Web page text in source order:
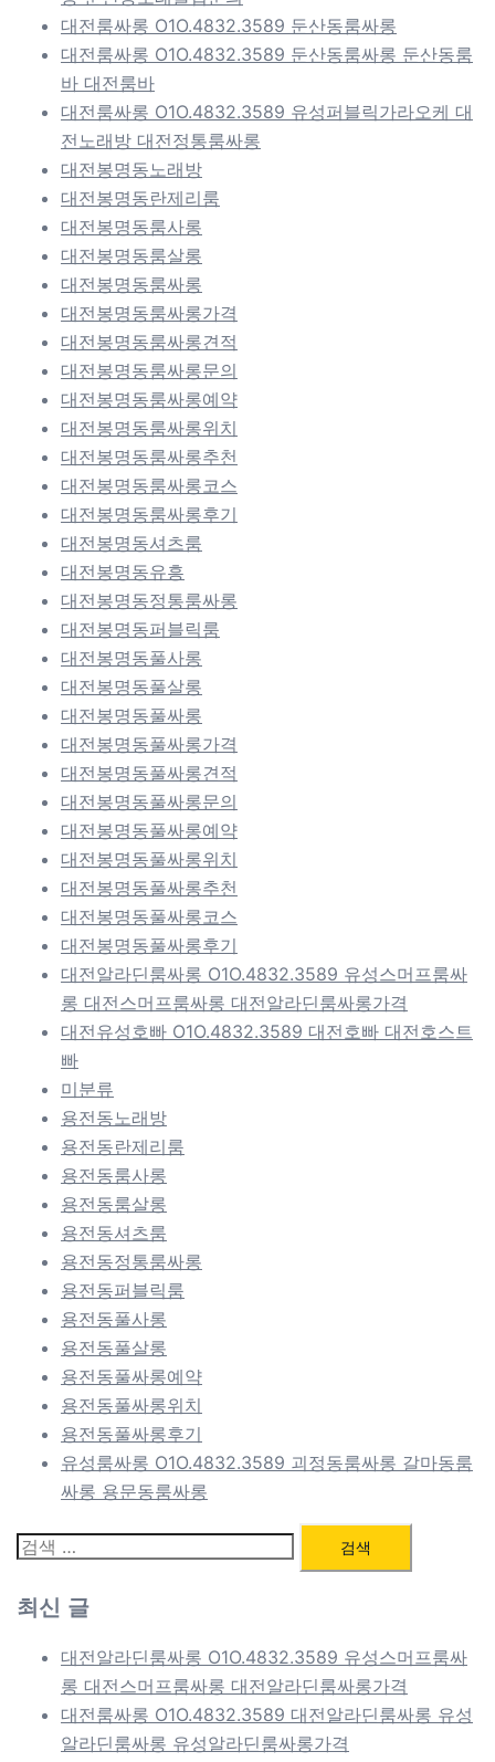
대전룸싸롱 O1O.4832.3589 둔산동룸싸롱
대전룸싸롱 O1O.4832.3589 둔산동룸싸롱 둔산동룸
바 대전룸바
대전룸싸롱 O1O.4832.3589 유성퍼블릭가라오케 대
전노래방 대전정통룸싸롱
대전봉명동노래방
대전봉명동란제리룸
대전봉명동룸사롱
대전봉명동룸살롱
대전봉명동룸싸롱
대전봉명동룸싸롱가격
대전봉명동룸싸롱견적
대전봉명동룸싸롱문의
대전봉명동룸싸롱예약
대전봉명동룸싸롱위치
대전봉명동룸싸롱추천
대전봉명동룸싸롱코스
대전봉명동룸싸롱후기
대전봉명동셔츠룸
대전봉명동유흥
대전봉명동정통룸싸롱
대전봉명동퍼블릭룸
대전봉명동풀사롱
대전봉명동풀살롱
대전봉명동풀싸롱
대전봉명동풀싸롱가격
대전봉명동풀싸롱견적
대전봉명동풀싸롱문의
대전봉명동풀싸롱예약
대전봉명동풀싸롱위치
대전봉명동풀싸롱추천
대전봉명동풀싸롱코스
대전봉명동풀싸롱후기
대전알라딘룸싸롱 O1O.4832.3589 유성스머프룸싸
롱 대전스머프룸싸롱 대전알라딘룸싸롱가격
대전유성호빠 O1O.4832.3589 대전호빠 대전호스트
빠
미분류
용전동노래방
용전동란제리룸
용전동룸사롱
용전동룸살롱
용전동셔츠룸
용전동정통룸싸롱
용전동퍼블릭룸
용전동풀사롱
용전동풀살롱
용전동풀싸롱예약
용전동풀싸롱위치
용전동풀싸롱후기
유성룸싸롱 O1O.4832.3589 괴정동룸싸롱 갈마동룸
싸롱 용문동룸싸롱
검
최신 글
대전알라딘룸싸롱 O1O.4832.3589 유성스머프룸싸
롱 대전스머프룸싸롱 대전알라딘룸싸롱가격
대전룸싸롱 O1O.4832.3589 대전알라딘룸싸롱 유성
알라딘룸싸롱 유성알라딘룸싸롱가격